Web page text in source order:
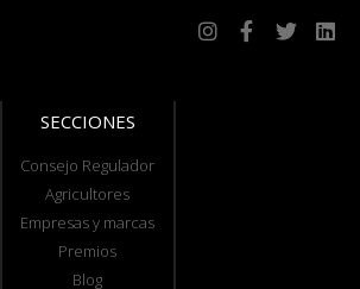
SECCIONES
Consejo Regulador
Agricultores
Empresas y marcas
Premios
Blog